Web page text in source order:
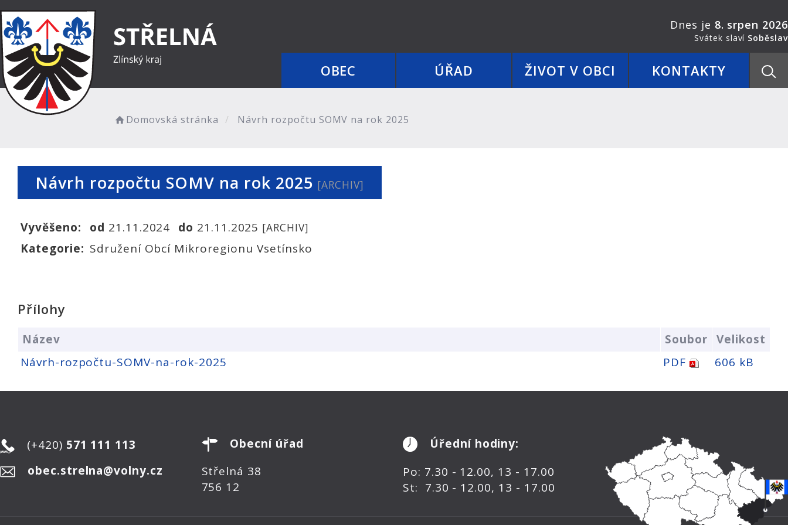
OBEC ÚŘAD ŽIVOT V OBCI KONTAKTY
Dnes je 8. srpen 2026
Svátek slaví Soběslav
Domovská stránka Návrh rozpočtu SOMV na rok 2025
Návrh rozpočtu SOMV na rok 2025 [ARCHIV]
Vyvěšeno: od 21.11.2024 do 21.11.2025 [ARCHIV]
Kategorie: Sdružení Obcí Mikroregionu Vsetínsko
Přílohy
Název Soubor
Velikost
Návrh-rozpočtu-SOMV-na-rok-2025
PDF 606 kB
(+420) 571 111 113
obec.strelna@volny.cz
Obecní úřad
Střelná 38
756 12
Úřední hodiny:
Po: 7.30 - 12.00, 13 - 17.00
St: 7.30 - 12.00, 13 - 17.00